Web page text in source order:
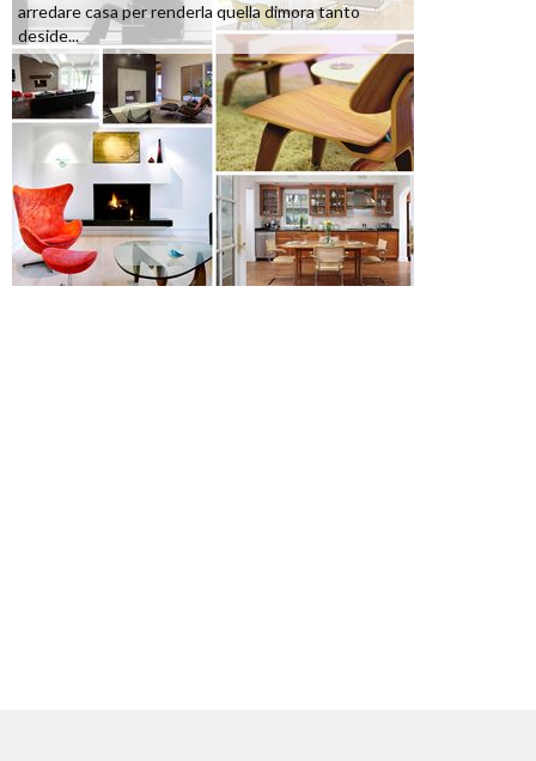
arredare casa per renderla quella dimora tanto
deside...